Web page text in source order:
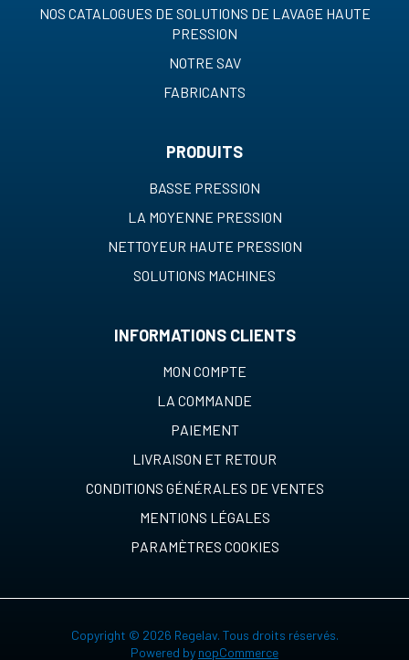
NOS CATALOGUES DE SOLUTIONS DE LAVAGE HAUTE
PRESSION
NOTRE SAV
FABRICANTS
PRODUITS
BASSE PRESSION
LA MOYENNE PRESSION
NETTOYEUR HAUTE PRESSION
SOLUTIONS MACHINES
INFORMATIONS CLIENTS
MON COMPTE
LA COMMANDE
PAIEMENT
LIVRAISON ET RETOUR
CONDITIONS GÉNÉRALES DE VENTES
MENTIONS LÉGALES
PARAMÈTRES COOKIES
Copyright © 2026 Regelav. Tous droits réservés.
Powered by nopCommerce